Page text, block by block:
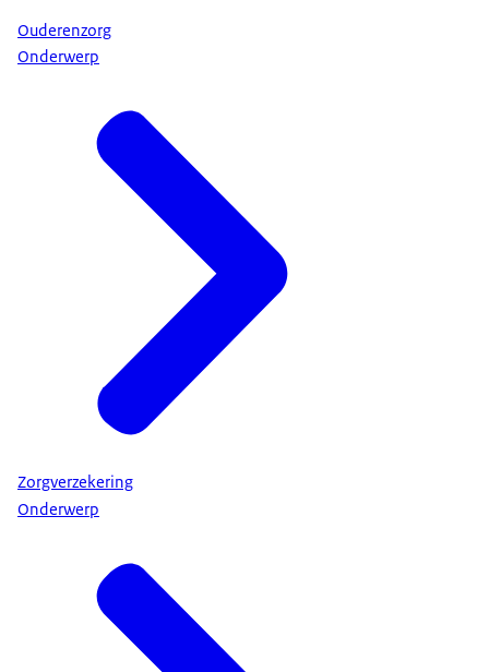
Ouderenzorg
Onderwerp
Zorgverzekering
Onderwerp